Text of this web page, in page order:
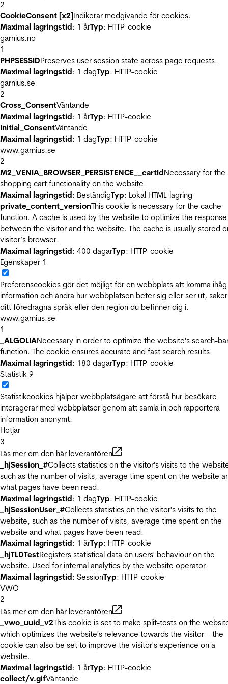
2
CookieConsent [x2]Indikerar medgivande för cookies.
Maximal lagringstid: 1 årTyp: HTTP-cookie
garnius.no
1
PHPSESSIDPreserves user session state across page requests.
Maximal lagringstid: 1 dagTyp: HTTP-cookie
garnius.se
2
Cross_ConsentVäntande
Maximal lagringstid: 1 årTyp: HTTP-cookie
Initial_ConsentVäntande
Maximal lagringstid: 1 dagTyp: HTTP-cookie
www.garnius.se
2
M2_VENIA_BROWSER_PERSISTENCE__cartIdNecessary for the
shopping cart functionality on the website.
Maximal lagringstid: BeständigTyp: Lokal HTML-lagring
private_content_versionThis cookie is necessary for the cache
function. A cache is used by the website to optimize the
between the visitor and the website. The cache is usually stored
visitor’s browser.
Maximal lagringstid: 400 dagarTyp: HTTP-cookie
Egenskaper 1
Preferenscookies gör det möjligt för en webbplats att komma ihåg
information och ändra hur webbplatsen beter sig eller ser ut,
ditt föredragna språk eller den region du befinner dig i.
www.garnius.se
1
_ALGOLIANecessary in order to optimize the website's search-
function. The cookie ensures accurate and fast search results.
Maximal lagringstid: 180 dagarTyp: HTTP-cookie
Statistik 9
Statistikcookies hjälper webbplatsägare att förstå hur besökare
interagerar med webbplatser genom att samla in och rapportera
information anonymt.
Hotjar
3
Läs mer om den här leverantören
_hjSession_#Collects statistics on the visitor's visits to the
such as the number of visits, average time spent on the website
what pages have been read.
Maximal lagringstid: 1 dagTyp: HTTP-cookie
_hjSessionUser_#Collects statistics on the visitor's visits to the
website, such as the number of visits, average time spent on the
website and what pages have been read.
Maximal lagringstid: 1 årTyp: HTTP-cookie
_hjTLDTestRegisters statistical data on users' behaviour on the
website. Used for internal analytics by the website operator.
Maximal lagringstid: SessionTyp: HTTP-cookie
VWO
2
Läs mer om den här leverantören
_vwo_uuid_v2This cookie is set to make split-tests on the
which optimizes the website's relevance towards the visitor – the
cookie can also be set to improve the visitor's experience on a
website.
Maximal lagringstid: 1 årTyp: HTTP-cookie
collect/v.gifVäntande